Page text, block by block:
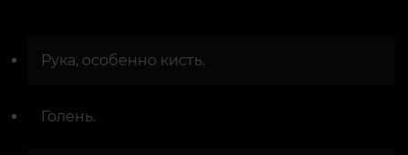
Рука, особенно кисть.
Голень.